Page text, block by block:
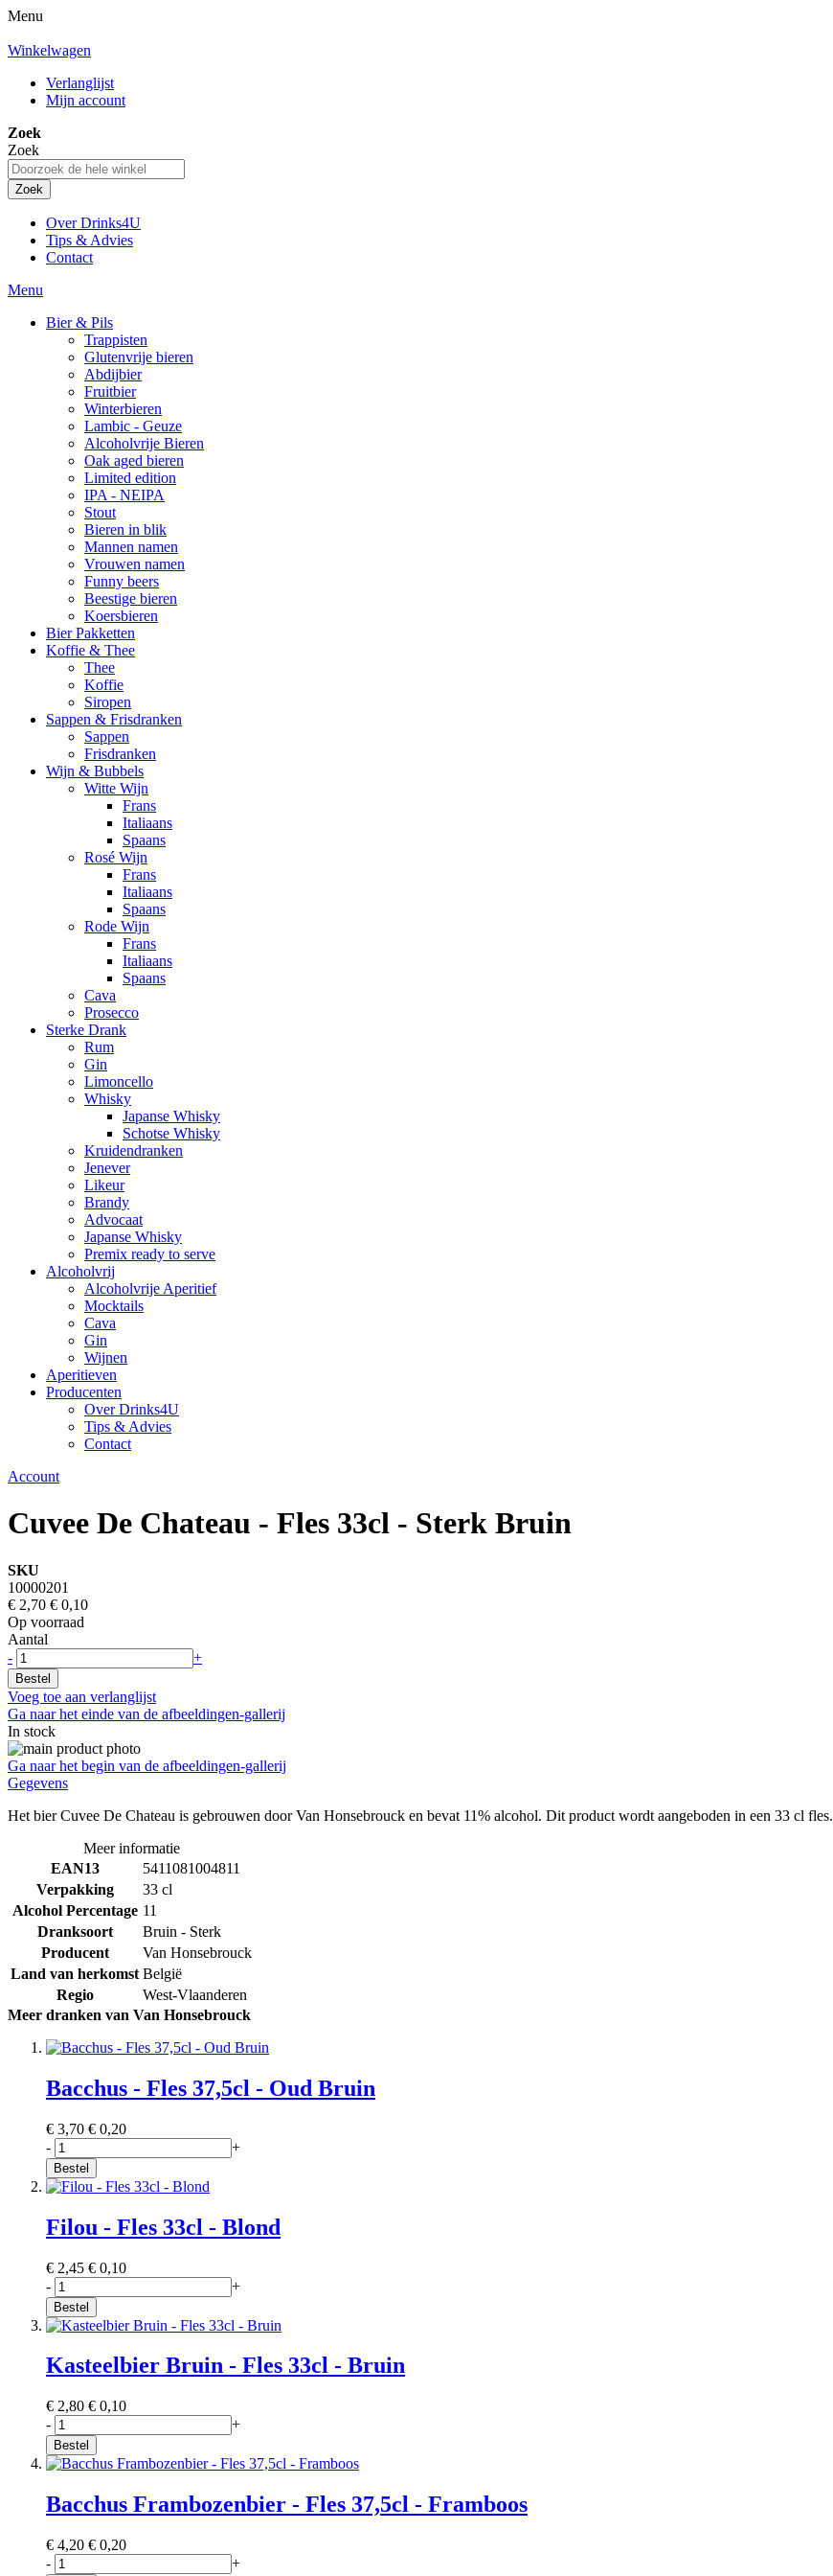
Menu
Winkelwagen
Verlanglijst
Mijn account
Zoek
Zoek
Zoek
Over Drinks4U
Tips & Advies
Contact
Menu
Bier & Pils
Trappisten
Glutenvrije bieren
Abdijbier
Fruitbier
Winterbieren
Lambic - Geuze
Alcoholvrije Bieren
Oak aged bieren
Limited edition
IPA - NEIPA
Stout
Bieren in blik
Mannen namen
Vrouwen namen
Funny beers
Beestige bieren
Koersbieren
Bier Pakketten
Koffie & Thee
Thee
Koffie
Siropen
Sappen & Frisdranken
Sappen
Frisdranken
Wijn & Bubbels
Witte Wijn
Frans
Italiaans
Spaans
Rosé Wijn
Frans
Italiaans
Spaans
Rode Wijn
Frans
Italiaans
Spaans
Cava
Prosecco
Sterke Drank
Rum
Gin
Limoncello
Whisky
Japanse Whisky
Schotse Whisky
Kruidendranken
Jenever
Likeur
Brandy
Advocaat
Japanse Whisky
Premix ready to serve
Alcoholvrij
Alcoholvrije Aperitief
Mocktails
Cava
Gin
Wijnen
Aperitieven
Producenten
Over Drinks4U
Tips & Advies
Contact
Account
Cuvee De Chateau - Fles 33cl - Sterk Bruin
SKU
10000201
€ 2,70 € 0,10
Op voorraad
Aantal
-
+
Bestel
Voeg toe aan verlanglijst
Ga naar het einde van de afbeeldingen-gallerij
In stock
Ga naar het begin van de afbeeldingen-gallerij
Gegevens
Het bier Cuvee De Chateau is gebrouwen door Van Honsebrouck en bevat 11% alcohol. Dit product wordt aangeboden in een 33 cl fles.
Meer informatie
EAN13
5411081004811
Verpakking
33 cl
Alcohol Percentage 11
Dranksoort
Bruin - Sterk
Producent
Van Honsebrouck
Land van herkomst België
Regio
West-Vlaanderen
Meer dranken van Van Honsebrouck
Bacchus - Fles 37,5cl - Oud Bruin
€ 3,70 € 0,20
-
+
Bestel
Filou - Fles 33cl - Blond
€ 2,45 € 0,10
-
+
Bestel
Kasteelbier Bruin - Fles 33cl - Bruin
€ 2,80 € 0,10
-
+
Bestel
Bacchus Frambozenbier - Fles 37,5cl - Framboos
€ 4,20 € 0,20
-
+